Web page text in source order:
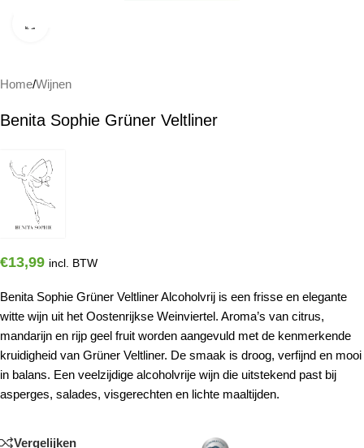
Home/Wijnen
Benita Sophie Grüner Veltliner
€13,99 incl. BTW
Benita Sophie Grüner Veltliner Alcoholvrij is een frisse en elegante
witte wijn uit het Oostenrijkse Weinviertel. Aroma’s van citrus,
mandarijn en rijp geel fruit worden aangevuld met de kenmerkende
kruidigheid van Grüner Veltliner. De smaak is droog, verfijnd en mooi
in balans. Een veelzijdige alcoholvrije wijn die uitstekend past bij
asperges, salades, visgerechten en lichte maaltijden.
Vergelijken